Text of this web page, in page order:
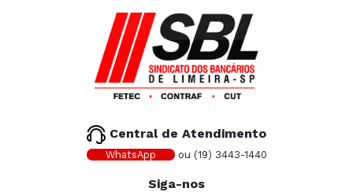
Central de Atendimento
WhatsApp ou (19) 3443-1440
Siga-nos